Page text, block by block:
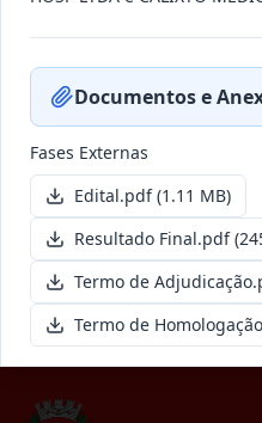
Situação: Publicada Data:
Itens por página: 10
Anterior
1 2 …
Documentos e
Fases Externas
Edital.pdf(1.11 MB)
Resultado Final.pdf
Termo de
Termo de